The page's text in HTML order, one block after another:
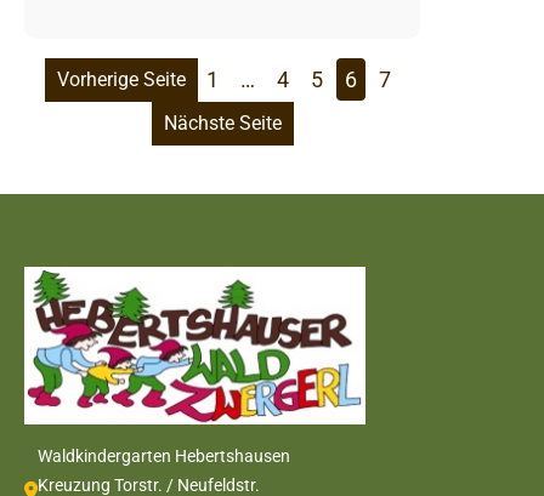
Vorherige Seite 1 … 4 5 6 7
Nächste Seite
Waldkindergarten Hebertshausen
Kreuzung Torstr. / Neufeldstr.